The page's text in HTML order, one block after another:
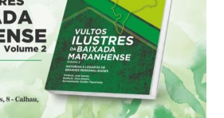
JOÃO
JORGE
PAVÃO
AGORA
TÊM
SUAS
TRAJETÓRIAS
ETERNIZADAS
EM
UMA